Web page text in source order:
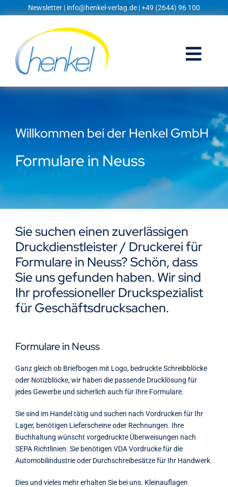
Inhalt
Newsletter | info@henkel-verlag.de | +49 (2644) 96 100
Startseite
Techniklexikon
Kontakt
Willkommen bei der Henkel GmbH
Formulare in Neuss
Sie suchen einen zuverlässigen
Druckdienstleister / Druckerei für
Formulare in Neuss? Schön, dass
Sie uns gefunden haben. Wir sind
Ihr professioneller Druckspezialist
für Geschäftsdrucksachen.
Formulare in Neuss
Ganz gleich ob Briefbogen mit Logo, bedruckte Schreibblöcke
oder Notizblöcke, wir haben die passende Drucklösung für
jedes Gewerbe und sicherlich auch für Ihre Formulare.
Sie sind im Handel tätig und suchen nach Vordrucken für Ihr
Lager, benötigen Lieferscheine oder Rechnungen. Ihre
Buchhaltung wünscht vorgedruckte Überweisungen nach
SEPA Richtlinien. Sie benötigen VDA Vordrucke für die
Automobilindustrie oder Durchschreibesätze für Ihr Handwerk.
Dies und vieles mehr erhalten Sie bei uns. Kleinauflagen